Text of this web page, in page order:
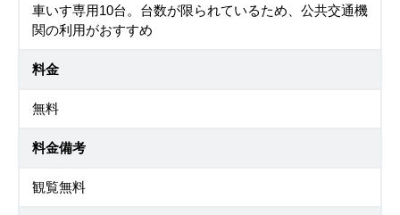
車いす専用10台。台数が限られているため、公共交通機
関の利用がおすすめ
料金
無料
料金備考
観覧無料